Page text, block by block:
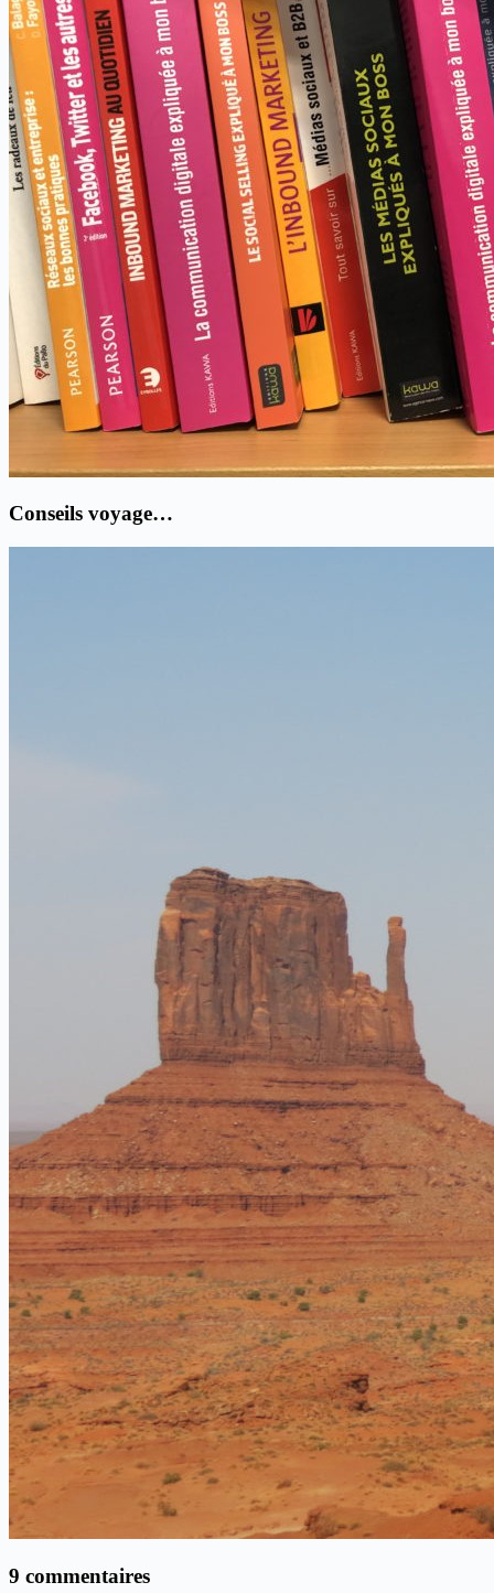
Conseils voyage…
9 commentaires